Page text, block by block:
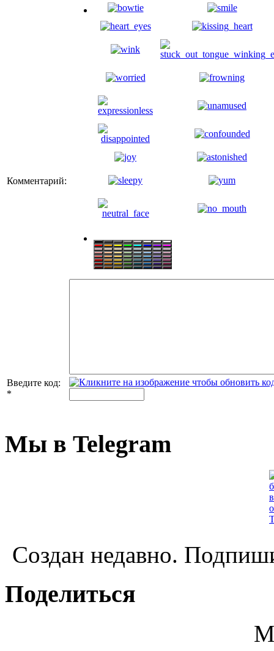
Комментарий:
Введите код:
*
Мы в Telegram
Создан недавно.
Поделиться